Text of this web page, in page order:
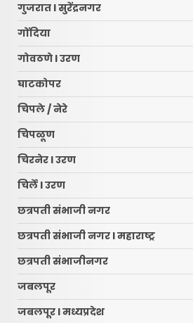
गुजरात l सुरेंद्रनगर
गोंदिया
गोवठणे l उरण
घाटकोपर
चिपले / नेरे
चिपळूण
चिरनेर l उरण
चिर्ले l उरण
छत्रपती संभाजी नगर
छत्रपती संभाजी नगर l महाराष्ट्र
छत्रपती संभाजीनगर
जबलपूर
जबलपूर l मध्यप्रदेश